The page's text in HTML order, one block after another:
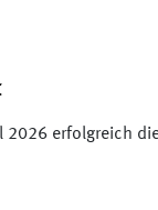
2026 erfolgreich